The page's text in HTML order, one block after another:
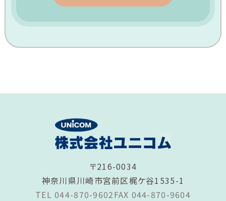
〒216-0034
神奈川県川崎市宮前区梶ケ谷1535-1
TEL 044-870-9602FAX 044-870-9604